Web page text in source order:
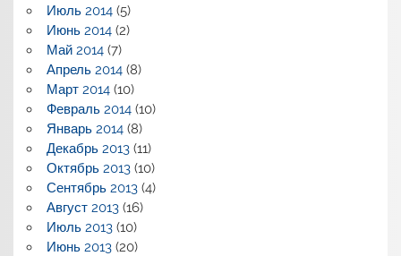
Июль 2014(5)
Июнь 2014(2)
Май 2014(7)
Апрель 2014(8)
Март 2014(10)
Февраль 2014(10)
Январь 2014(8)
Декабрь 2013(11)
Октябрь 2013(10)
Сентябрь 2013(4)
Август 2013(16)
Июль 2013(10)
Июнь 2013(20)